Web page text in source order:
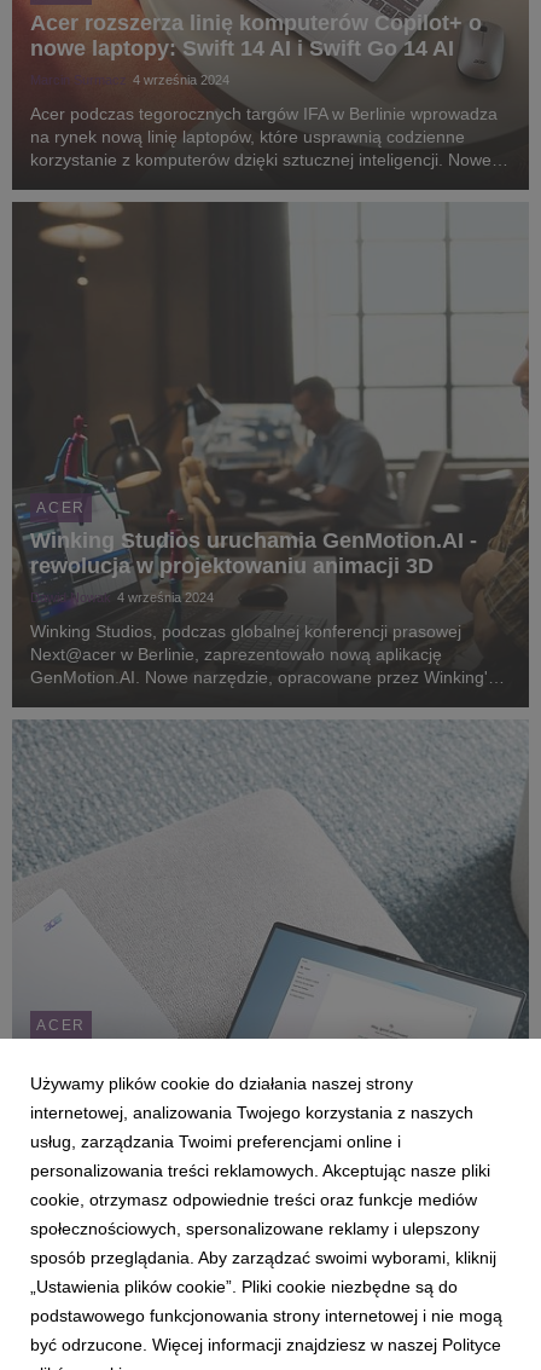
Acer rozszerza linię komputerów Copilot+ o
nowe laptopy: Swift 14 AI i Swift Go 14 AI
Marcin Surmacz 4 września 2024
Acer podczas tegorocznych targów IFA w Berlinie wprowadza
na rynek nową linię laptopów, które usprawnią codzienne
korzystanie z komputerów dzięki sztucznej inteligencji. Nowe
z eleganckim designem, oferując uż...
ACER
Winking Studios uruchamia GenMotion.AI -
rewolucja w projektowaniu animacji 3D
Dawid Nowak 4 września 2024
Winking Studios, podczas globalnej konferencji prasowej
Next@acer w Berlinie, zaprezentowało nową aplikację
GenMotion.AI. Nowe narzędzie, opracowane przez Winking's
twórców animacji i produkcji gier. Wykorzystuje szt...
ACER
procesorami Intel Core Ultra
Marcin Surmacz 4 września 2024
Firma Acer podczas tegorocznych tagrów IFA w Berlinie
zaprezentowała nowe komputery Swift 14 AI i Swift 16 AI
Copilot+, które zmieniają zasady gry w świecie technologii.
nowoczesne urządzenia oferują wyjątkową wydajność...
4 5 6 7 8 9 10
Używamy plików cookie do działania naszej strony
internetowej, analizowania Twojego korzystania z naszych
usług, zarządzania Twoimi preferencjami online i
personalizowania treści reklamowych. Akceptując nasze pliki
cookie, otrzymasz odpowiednie treści oraz funkcje mediów
społecznościowych, spersonalizowane reklamy i ulepszony
sposób przeglądania. Aby zarządzać swoimi wyborami, kliknij
„Ustawienia plików cookie”. Pliki cookie niezbędne są do
podstawowego funkcjonowania strony internetowej i nie mogą
być odrzucone. Więcej informacji znajdziesz w naszej Polityce